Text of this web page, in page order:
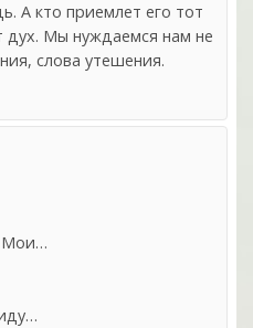
А кто приемлет его тот
дух. Мы нуждаемся нам не
слова утешения.
Мои…